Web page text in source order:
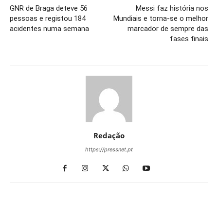
GNR de Braga deteve 56
pessoas e registou 184
acidentes numa semana
Messi faz história nos
Mundiais e torna-se o melhor
marcador de sempre das
fases finais
Redação
https://pressnet.pt